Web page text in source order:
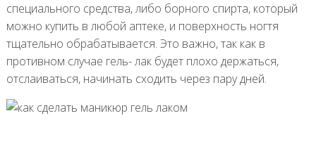
специального средства, либо борного спирта, который
можно купить в любой аптеке, и поверхность ногтя
тщательно обрабатывается. Это важно, так как в
противном случае гель- лак будет плохо держаться,
отслаиваться, начинать сходить через пару дней.